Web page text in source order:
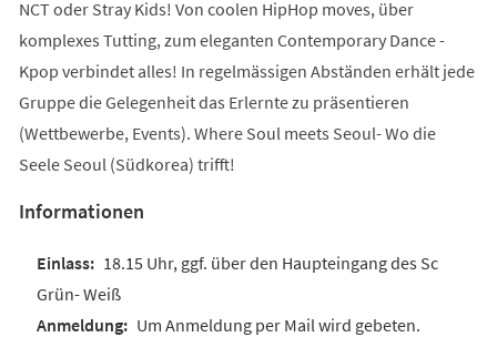
NCT oder Stray Kids! Von coolen HipHop moves, über
komplexes Tutting, zum eleganten Contemporary Dance -
Kpop verbindet alles! In regelmässigen Abständen erhält jede
Gruppe die Gelegenheit das Erlernte zu präsentieren
(Wettbewerbe, Events). Where Soul meets Seoul- Wo die
Seele Seoul (Südkorea) trifft!
Informationen
18.15 Uhr, ggf. über den Haupteingang des Sc
Grün- Weiß
Um Anmeldung per Mail wird gebeten.